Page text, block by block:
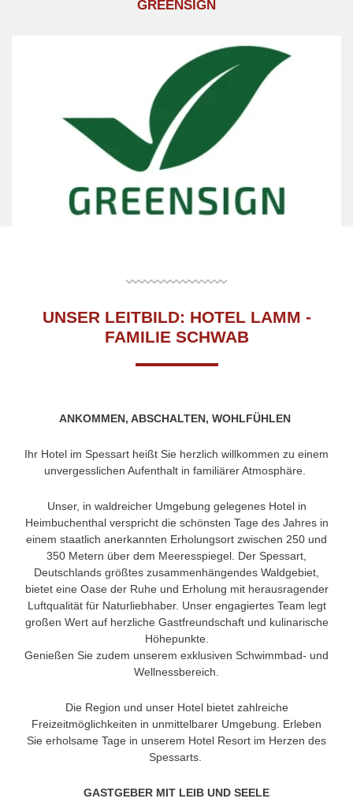
GREENSIGN
UNSER LEITBILD: HOTEL LAMM -
FAMILIE SCHWAB
ANKOMMEN, ABSCHALTEN, WOHLFÜHLEN
Ihr Hotel im Spessart heißt Sie herzlich willkommen zu einem
unvergesslichen Aufenthalt in familiärer Atmosphäre.
Unser, in waldreicher Umgebung gelegenes Hotel in
Heimbuchenthal verspricht die schönsten Tage des Jahres in
einem staatlich anerkannten Erholungsort zwischen 250 und
350 Metern über dem Meeresspiegel. Der Spessart,
Deutschlands größtes zusammenhängendes Waldgebiet,
bietet eine Oase der Ruhe und Erholung mit herausragender
Luftqualität für Naturliebhaber. Unser engagiertes Team legt
großen Wert auf herzliche Gastfreundschaft und kulinarische
Höhepunkte.
Genießen Sie zudem unserem exklusiven Schwimmbad- und
Wellnessbereich.
Die Region und unser Hotel bietet zahlreiche
Freizeitmöglichkeiten in unmittelbarer Umgebung. Erleben
Sie erholsame Tage in unserem Hotel Resort im Herzen des
Spessarts.
GASTGEBER MIT LEIB UND SEELE